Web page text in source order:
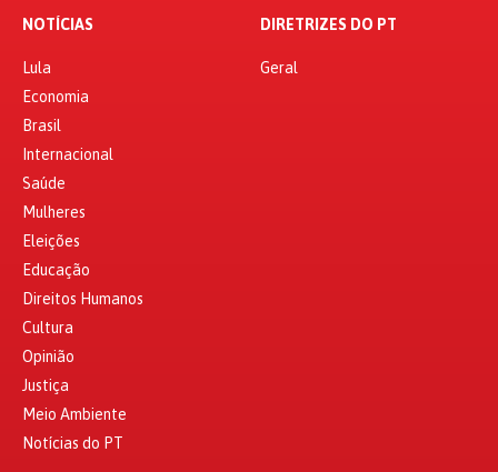
NOTÍCIAS
Lula
Economia
Brasil
Internacional
Saúde
Mulheres
Eleições
Educação
Direitos Humanos
Cultura
Opinião
Justiça
Meio Ambiente
Notícias do PT
DIRETRIZES DO PT
Geral